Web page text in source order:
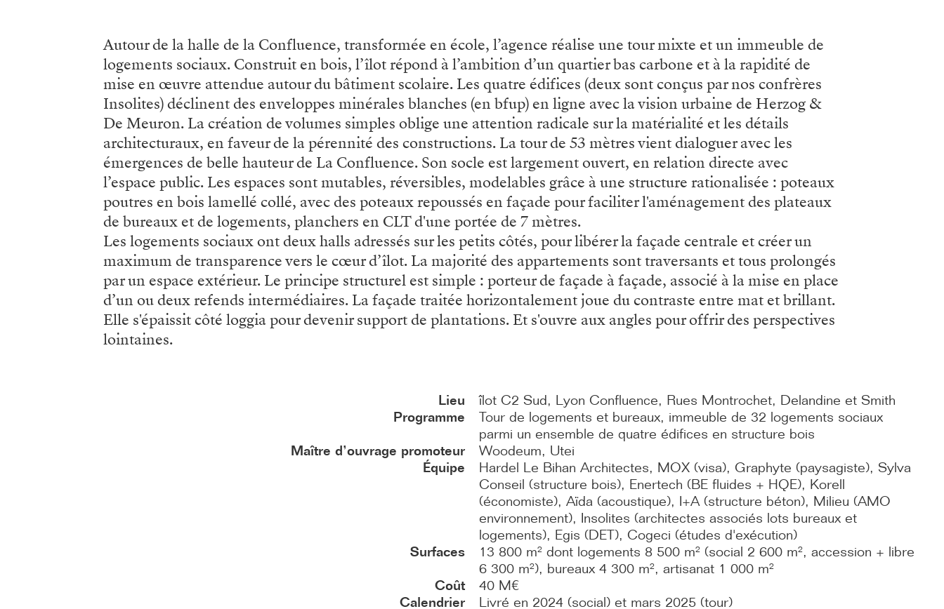
Autour de la halle de la Confluence, transformée en école, l’agence réalise une tour mixte et un immeuble de
logements sociaux. Construit en bois, l’îlot répond à l’ambition d’un quartier bas carbone et à la rapidité de
mise en œuvre attendue autour du bâtiment scolaire. Les quatre édifices (deux sont conçus par nos confrères
Insolites) déclinent des enveloppes minérales blanches (en bfup) en ligne avec la vision urbaine de Herzog &
De Meuron. La création de volumes simples oblige une attention radicale sur la matérialité et les détails
architecturaux, en faveur de la pérennité des constructions. La tour de 53 mètres vient dialoguer avec les
émergences de belle hauteur de La Confluence. Son socle est largement ouvert, en relation directe avec
l’espace public. Les espaces sont mutables, réversibles, modelables grâce à une structure rationalisée : poteaux
poutres en bois lamellé collé, avec des poteaux repoussés en façade pour faciliter l'aménagement des plateaux
de bureaux et de logements, planchers en CLT d'une portée de 7 mètres.
Les logements sociaux ont deux halls adressés sur les petits côtés, pour libérer la façade centrale et créer un
maximum de transparence vers le cœur d’îlot. La majorité des appartements sont traversants et tous prolongés
par un espace extérieur. Le principe structurel est simple : porteur de façade à façade, associé à la mise en place
d’un ou deux refends intermédiaires. La façade traitée horizontalement joue du contraste entre mat et brillant.
Elle s'épaissit côté loggia pour devenir support de plantations. Et s'ouvre aux angles pour offrir des perspectives
lointaines.
Lieu
îlot C2 Sud, Lyon Confluence, Rues Montrochet, Delandine et Smith
Programme
Tour de logements et bureaux, immeuble de 32 logements sociaux
parmi un ensemble de quatre édifices en structure bois
Maître d’ouvrage promoteur
Woodeum, Utei
Équipe
Hardel Le Bihan Architectes, MOX (visa), Graphyte (paysagiste), Sylva
Conseil (structure bois), Enertech (BE fluides + HQE), Korell
(économiste), Aïda (acoustique), I+A (structure béton), Milieu (AMO
environnement), Insolites (architectes associés lots bureaux et
logements), Egis (DET), Cogeci (études d'exécution)
Surfaces
13 800 m² dont logements 8 500 m² (social 2 600 m², accession + libre
6 300 m²), bureaux 4 300 m², artisanat 1 000 m²
Coût
40 M€
Calendrier
Livré en 2024 (social) et mars 2025 (tour)